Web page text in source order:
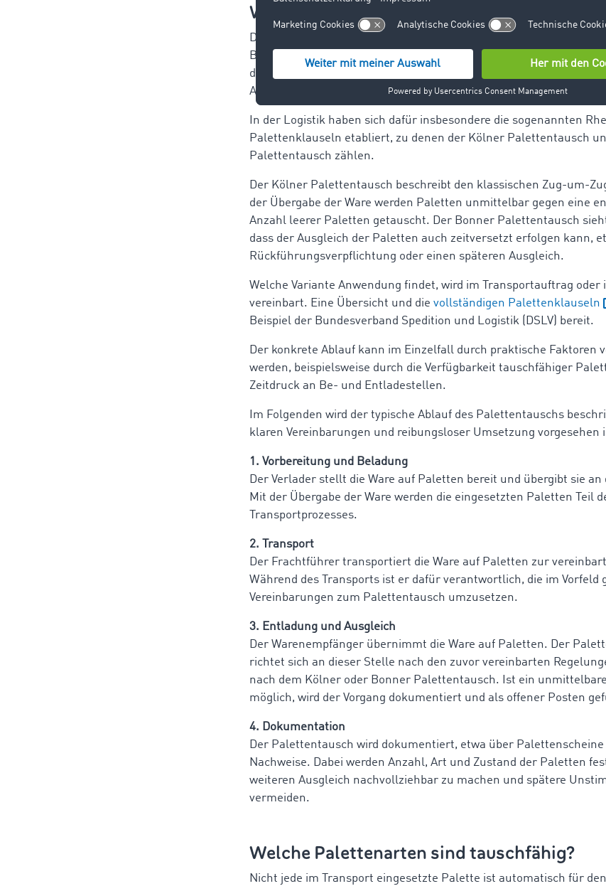
Wie funktioniert Palettentausch?
Der Palettentausch ist in den Logistikprozess eingebunden und
Be- und Entladestellen statt. Die konkreten Regelungen werden
dem Transport festgelegt, da der Palettentausch nicht gesetzlich
Ablauf sowie Verantwortlichkeiten daher vertraglich vereinbart
In der Logistik haben sich dafür insbesondere die sogenannten
Palettenklauseln etabliert, zu denen der Kölner Palettentausch
Palettentausch zählen.
Der Kölner Palettentausch beschreibt den klassischen Zug-um-
der Übergabe der Ware werden Paletten unmittelbar gegen eine
Anzahl leerer Paletten getauscht. Der Bonner Palettentausch
dass der Ausgleich der Paletten auch zeitversetzt erfolgen kann,
Rückführungsverpflichtung oder einen späteren Ausgleich.
Welche Variante Anwendung findet, wird im Transportauftrag oder
vereinbart. Eine Übersicht und die vollständigen Palettenklauseln
Beispiel der Bundesverband Spedition und Logistik (DSLV) bereit.
Der konkrete Ablauf kann im Einzelfall durch praktische Faktoren
werden, beispielsweise durch die Verfügbarkeit tauschfähiger
Zeitdruck an Be- und Entladestellen.
Im Folgenden wird der typische Ablauf des Palettentauschs
klaren Vereinbarungen und reibungsloser Umsetzung vorgesehen
1. Vorbereitung und Beladung
Der Verlader stellt die Ware auf Paletten bereit und übergibt sie
Mit der Übergabe der Ware werden die eingesetzten Paletten Teil
Transportprozesses.
2. Transport
Der Frachtführer transportiert die Ware auf Paletten zur
Während des Transports ist er dafür verantwortlich, die im Vorfeld
Vereinbarungen zum Palettentausch umzusetzen.
3. Entladung und Ausgleich
Der Warenempfänger übernimmt die Ware auf Paletten. Der
richtet sich an dieser Stelle nach den zuvor vereinbarten
nach dem Kölner oder Bonner Palettentausch. Ist ein
möglich, wird der Vorgang dokumentiert und als offener Posten
4. Dokumentation
Der Palettentausch wird dokumentiert, etwa über Palettenscheine
Nachweise. Dabei werden Anzahl, Art und Zustand der Paletten
weiteren Ausgleich nachvollziehbar zu machen und spätere
vermeiden.
Welche Palettenarten sind tauschfähig?
Nicht jede im Transport eingesetzte Palette ist automatisch für